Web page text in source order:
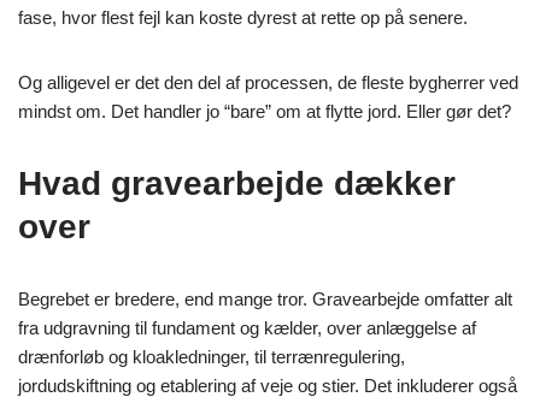
fase, hvor flest fejl kan koste dyrest at rette op på senere.
Og alligevel er det den del af processen, de fleste bygherrer ved
mindst om. Det handler jo “bare” om at flytte jord. Eller gør det?
Hvad gravearbejde dækker
over
Begrebet er bredere, end mange tror. Gravearbejde omfatter alt
fra udgravning til fundament og kælder, over anlæggelse af
drænforløb og kloakledninger, til terrænregulering,
jordudskiftning og etablering af veje og stier. Det inkluderer også